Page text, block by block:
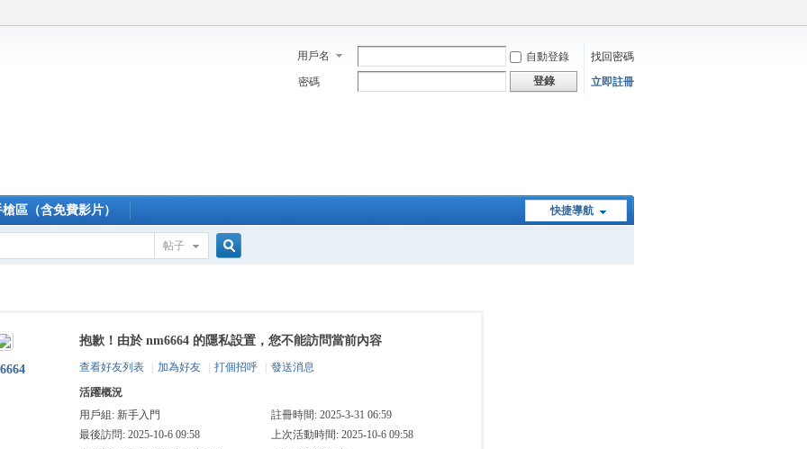
用戶名 自動登錄
找回密碼
密碼
登錄 立即註冊
快捷導航
區（含免費影片）
帖子
索
抱歉！由於 nm6664 的隱私設置，您不能訪問當前內容
查看好友列表 加為好友 打個招呼
發送消息
活躍概況
用戶組: 新手入門
註冊時間: 2025-3-31 06:59
最後訪問: 2025-10-6 09:58
上次活動時間: 2025-10-6 09:58